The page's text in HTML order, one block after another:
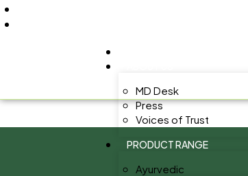
MD Desk
Press
Voices of Trust
PRODUCT RANGE
Ayurvedic